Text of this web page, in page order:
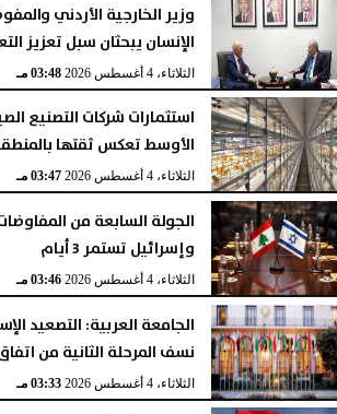
وزير الخارجية الأردني
الإنسان يبحثان سبل تعزيز
الثلاثاء، 4 أغسطس 2026 03:48 مـ
استثمارات شركات التصنيع
الأوسط تعكس ثقتها
الثلاثاء، 4 أغسطس 2026 03:47 مـ
الجولة السابعة من
وإسرائيل تستمر 3 أيام
الثلاثاء، 4 أغسطس 2026 03:46 مـ
الجامعة العربية: التصعيد
نسف المرحلة الثانية من
الثلاثاء، 4 أغسطس 2026 03:33 مـ